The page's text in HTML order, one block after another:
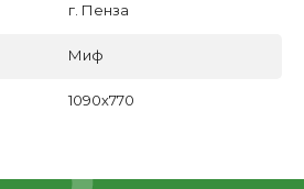
г. Пенза
Миф
1090х770